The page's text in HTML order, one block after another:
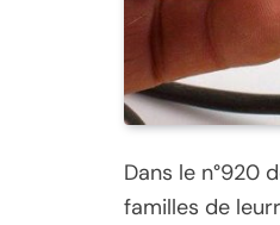
Dans le n°920
familles de